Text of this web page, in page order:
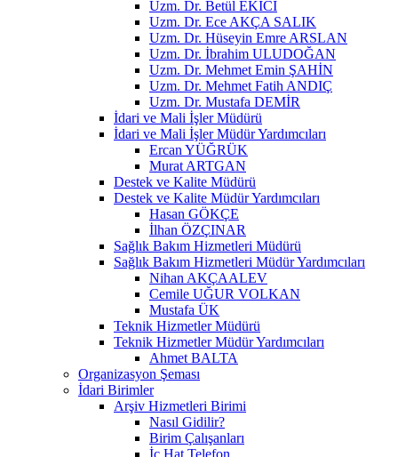
Uzm. Dr. Betül EKİCİ
Uzm. Dr. Ece AKÇA SALIK
Uzm. Dr. Hüseyin Emre ARSLAN
Uzm. Dr. İbrahim ULUDOĞAN
Uzm. Dr. Mehmet Emin ŞAHİN
Uzm. Dr. Mehmet Fatih ANDIÇ
Uzm. Dr. Mustafa DEMİR
İdari ve Mali İşler Müdürü
İdari ve Mali İşler Müdür Yardımcıları
Ercan YÜĞRÜK
Murat ARTGAN
Destek ve Kalite Müdürü
Destek ve Kalite Müdür Yardımcıları
Hasan GÖKÇE
İlhan ÖZÇINAR
Sağlık Bakım Hizmetleri Müdürü
Sağlık Bakım Hizmetleri Müdür Yardımcıları
Nihan AKÇAALEV
Cemile UĞUR VOLKAN
Mustafa ÜK
Teknik Hizmetler Müdürü
Teknik Hizmetler Müdür Yardımcıları
Ahmet BALTA
Organizasyon Şeması
İdari Birimler
Arşiv Hizmetleri Birimi
Nasıl Gidilir?
Birim Çalışanları
İç Hat Telefon